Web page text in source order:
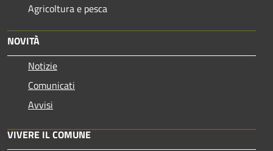
Agricoltura e pesca
NOVITÀ
Notizie
Comunicati
Avvisi
VIVERE IL COMUNE